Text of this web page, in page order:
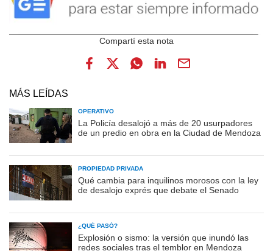
MÁS LEÍDAS
OPERATIVO
La Policía desalojó a más de 20 usurpadores
de un predio en obra en la Ciudad de Mendoza
PROPIEDAD PRIVADA
Qué cambia para inquilinos morosos con la ley
de desalojo exprés que debate el Senado
¿QUÉ PASÓ?
Explosión o sismo: la versión que inundó las
redes sociales tras el temblor en Mendoza